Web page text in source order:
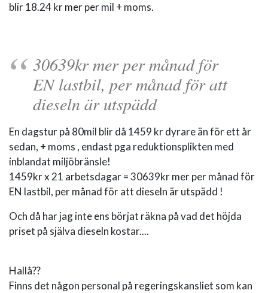
blir 18.24 kr mer per mil + moms.
30639kr mer per månad för
EN lastbil, per månad för att
dieseln är utspädd
En dagstur på 80mil blir då 1459 kr dyrare än för ett år
sedan, + moms , endast pga reduktionsplikten med
inblandat miljöbränsle!
1459kr x 21 arbetsdagar = 30639kr mer per månad för
EN lastbil, per månad för att dieseln är utspädd !
Och då har jag inte ens börjat räkna på vad det höjda
priset på själva dieseln kostar....
Hallå??
Finns det någon personal på regeringskansliet som kan